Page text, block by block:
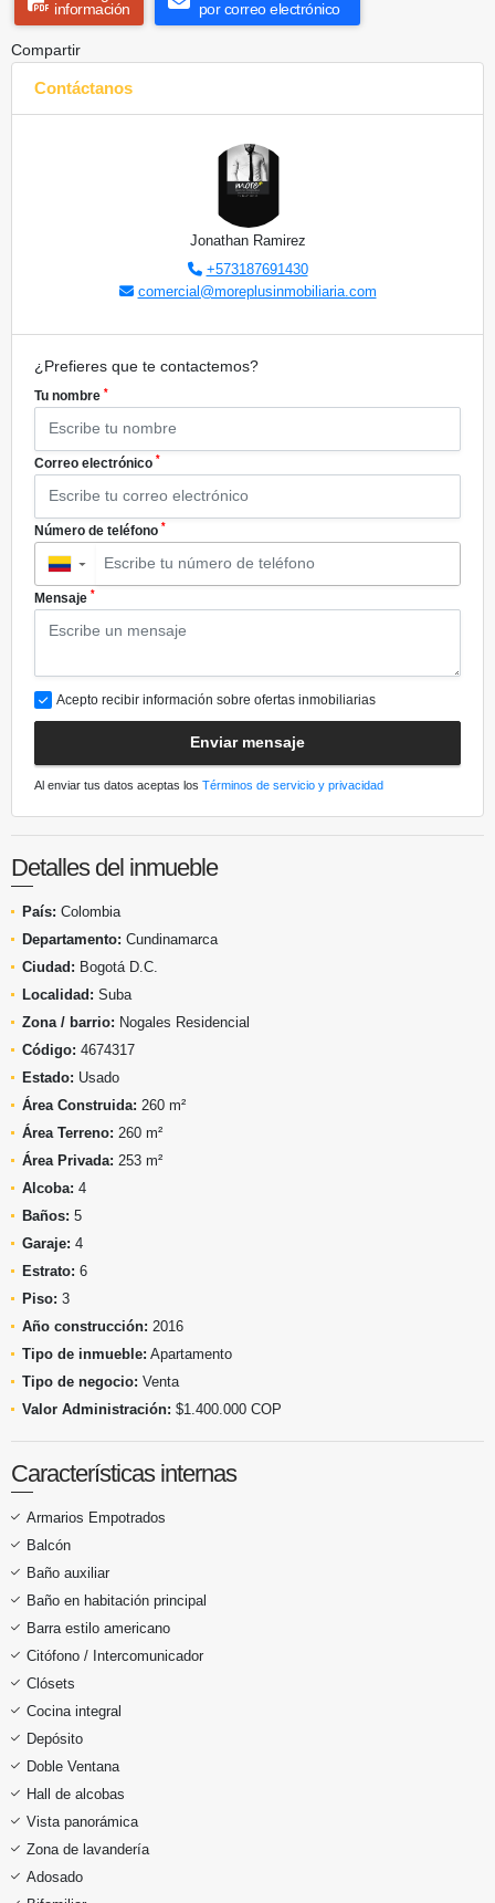
información
por correo electrónico
Compartir
Contáctanos
Jonathan Ramirez
+573187691430
comercial@moreplusinmobiliaria.com
¿Prefieres que te contactemos?
Tu nombre *
Correo electrónico *
Número de teléfono *
▼
Mensaje *
Acepto recibir información sobre ofertas inmobiliarias
Enviar mensaje
Al enviar tus datos aceptas los Términos de servicio y privacidad
Detalles del inmueble
País: Colombia
Departamento: Cundinamarca
Ciudad: Bogotá D.C.
Localidad: Suba
Zona / barrio: Nogales Residencial
Código: 4674317
Estado: Usado
Área Construida: 260 m²
Área Terreno: 260 m²
Área Privada: 253 m²
Alcoba: 4
Baños: 5
Garaje: 4
Estrato: 6
Piso: 3
Año construcción: 2016
Tipo de inmueble: Apartamento
Tipo de negocio: Venta
Valor Administración: $1.400.000 COP
Características internas
Armarios Empotrados
Balcón
Baño auxiliar
Baño en habitación principal
Barra estilo americano
Citófono / Intercomunicador
Clósets
Cocina integral
Depósito
Doble Ventana
Hall de alcobas
Vista panorámica
Zona de lavandería
Adosado